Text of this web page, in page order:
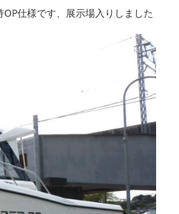
仕様です、展示場入りしました